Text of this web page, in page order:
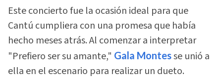
Este concierto fue la ocasión ideal para que
Cantú cumpliera con una promesa que había
hecho meses atrás. Al comenzar a interpretar
"Prefiero ser su amante," Gala Montesse unió a
ella en el escenario para realizar un dueto.